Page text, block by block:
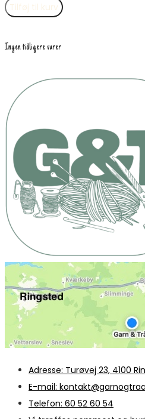
Tilføj til kurv
Ingen tidligere varer
Adresse: Turøvej 23, 4100
E-mail:
Telefon: 60 52 60 54